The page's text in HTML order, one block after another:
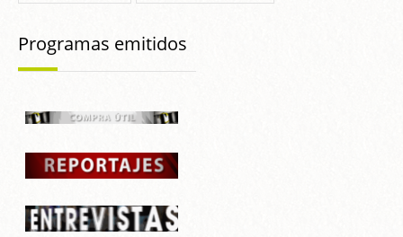
Programas emitidos